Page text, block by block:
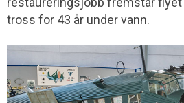
tross for 43 år under vann.